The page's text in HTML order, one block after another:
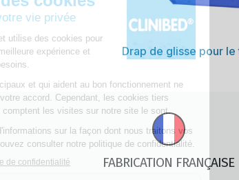
Découvrir
Drap de glisse pour
FABRICATION FRANÇAISE